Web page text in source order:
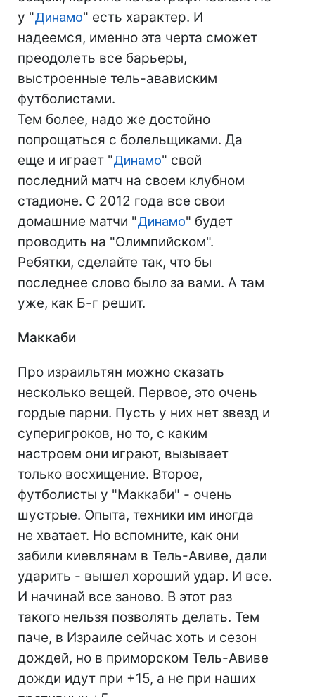
у "Динамо" есть характер. И
надеемся, именно эта черта сможет
преодолеть все барьеры,
выстроенные тель-авависким
футболистами.
Тем более, надо же достойно
попрощаться с болельщиками. Да
еще и играет "Динамо" свой
последний матч на своем клубном
стадионе. С 2012 года все свои
домашние матчи "Динамо" будет
проводить на "Олимпийском".
Ребятки, сделайте так, что бы
последнее слово было за вами. А там
уже, как Б-г решит.
Маккаби
Про израильтян можно сказать
несколько вещей. Первое, это очень
гордые парни. Пусть у них нет звезд и
суперигроков, но то, с каким
настроем они играют, вызывает
только восхищение. Второе,
футболисты у "Маккаби" - очень
шустрые. Опыта, техники им иногда
не хватает. Но вспомните, как они
забили киевлянам в Тель-Авиве, дали
ударить - вышел хороший удар. И все.
И начинай все заново. В этот раз
такого нельзя позволять делать. Тем
паче, в Израиле сейчас хоть и сезон
дождей, но в приморском Тель-Авиве
дожди идут при +15, а не при наших